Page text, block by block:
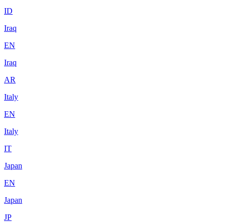
ID
Iraq
EN
Iraq
AR
Italy
EN
Italy
IT
Japan
EN
Japan
JP